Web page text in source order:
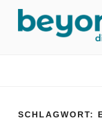
springen
SCHLAGWORT: